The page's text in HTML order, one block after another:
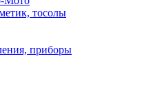
тосолы
приборы